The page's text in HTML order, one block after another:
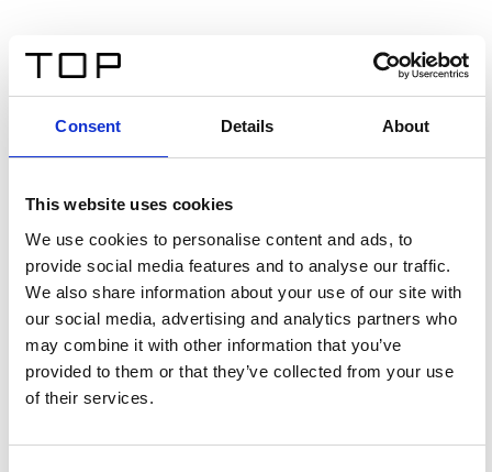
Consent Details About
This website uses cookies
We use cookies to personalise content and ads, to
provide social media features and to analyse our traffic.
We also share information about your use of our site with
our social media, advertising and analytics partners who
may combine it with other information that you’ve
provided to them or that they’ve collected from your use
of their services.